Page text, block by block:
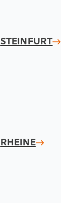
STEINFURT
RHEINE